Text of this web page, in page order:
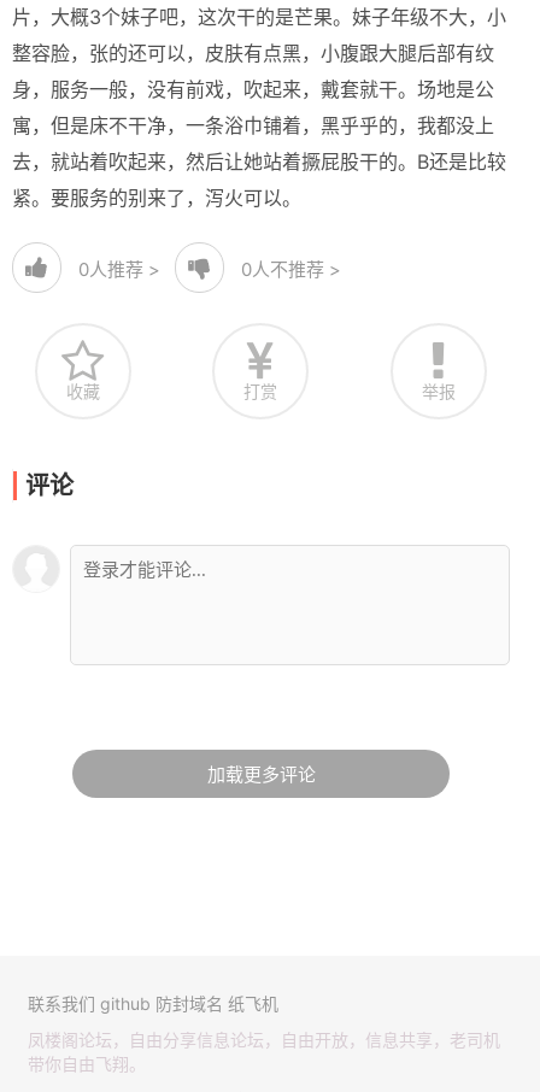
片，大概3个妹子吧，这次干的是芒果。妹子年级不大，小
整容脸，张的还可以，皮肤有点黑，小腹跟大腿后部有纹
身，服务一般，没有前戏，吹起来，戴套就干。场地是公
寓，但是床不干净，一条浴巾铺着，黑乎乎的，我都没上
去，就站着吹起来，然后让她站着撅屁股干的。B还是比较
紧。要服务的别来了，泻火可以。
0人推荐 > 0人不推荐 >
收藏 打赏 举报
评论
加载更多评论
联系我们 github 防封域名 纸飞机
凤楼阁论坛，自由分享信息论坛，自由开放，信息共享，老司机
带你自由飞翔。